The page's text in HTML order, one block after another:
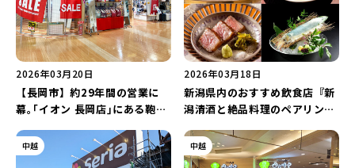
2026年03月20日
【長岡市】約29年間の営業に
幕｡｢イオン 長岡店｣にある鞄専
トウヤ ストレージ ワン)』が4
月20日に閉店…。
2026年03月18日
新潟県内のおすすめ飲食店『新
潟清酒と絶品料理のペアリング
や「佐渡産紅ズワイガニ」など
お店選びの参考に♪
中越 中越